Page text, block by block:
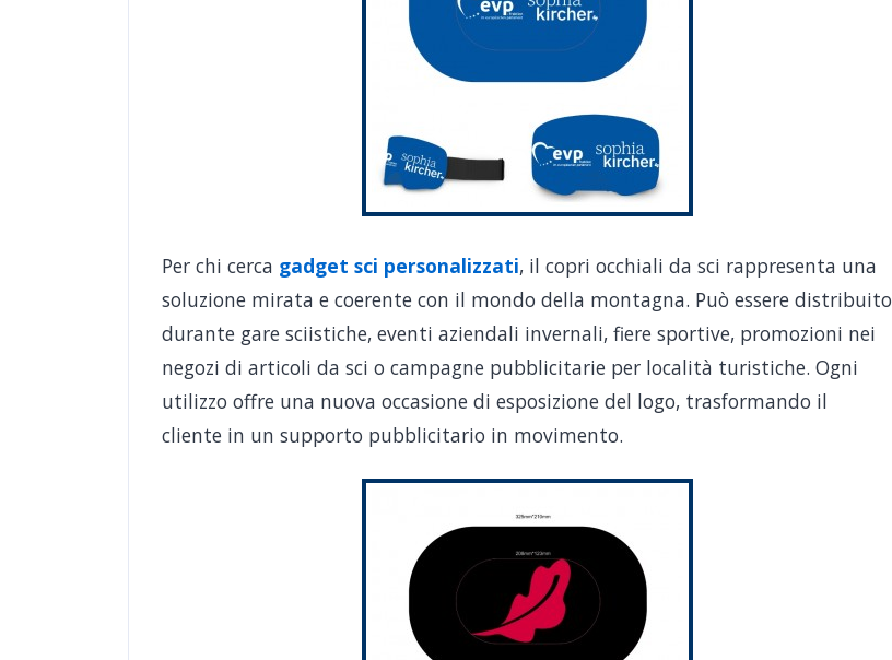
Per chi cerca gadget sci personalizzati, il copri occhiali da sci rappresenta una
soluzione mirata e coerente con il mondo della montagna. Può essere distribuito
durante gare sciistiche, eventi aziendali invernali, fiere sportive, promozioni nei
negozi di articoli da sci o campagne pubblicitarie per località turistiche. Ogni
utilizzo offre una nuova occasione di esposizione del logo, trasformando il
cliente in un supporto pubblicitario in movimento.